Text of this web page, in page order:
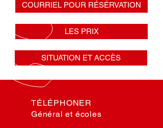
COURRIEL POUR RÉSÉRVATION
LES PRIX
SITUATION ET ACCÈS
TÉLÉPHONER
Général et écoles